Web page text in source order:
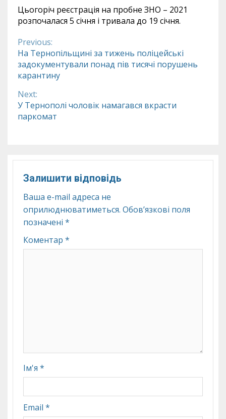
Цьогоріч реєстрація на пробне ЗНО – 2021
розпочалася 5 січня і тривала до 19 січня.
Continue
Reading
Previous:
На Тернопільщині за тижень поліцейські
задокументували понад пів тисячі порушень
карантину
Next:
У Тернополі чоловік намагався вкрасти
паркомат
Залишити відповідь
Ваша e-mail адреса не
оприлюднюватиметься. Обов’язкові поля
позначені *
Коментар *
Ім'я *
Email *